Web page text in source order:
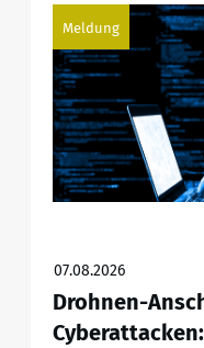
Meldung
07.08.2026
Drohnen-